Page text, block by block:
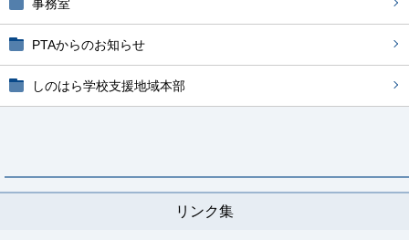
事務室
PTAからのお知らせ
しのはら学校支援地域本部
リンク集